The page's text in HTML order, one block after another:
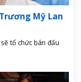
Mỹ Lan
tổ chức bán đấu